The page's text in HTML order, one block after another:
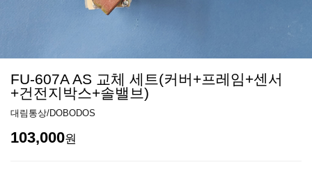
FU-607A AS 교체 세트(커버+프레임+센서
+건전지박스+솔밸브)
대림통상/DOBODOS
103,000원